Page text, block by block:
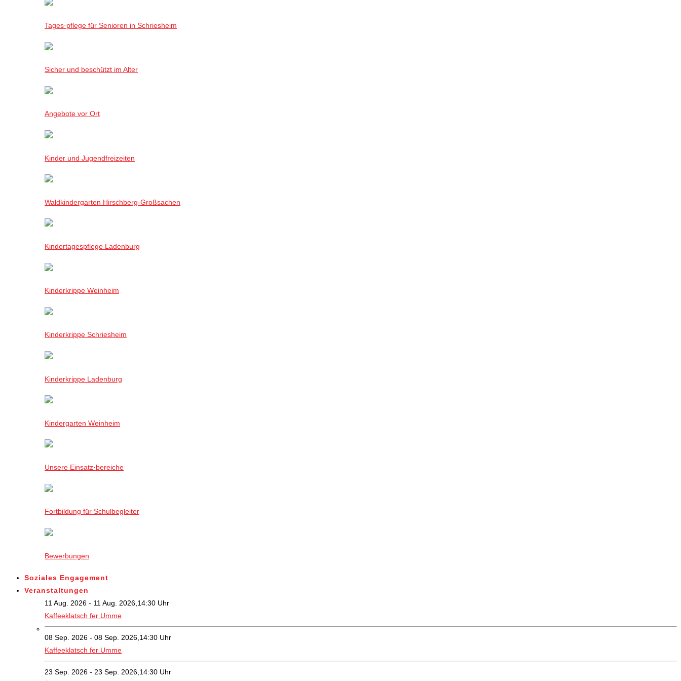
Tages·pflege für Senioren in Schriesheim
Sicher und beschützt im Alter
Angebote vor Ort
Kinder und Jugendfreizeiten
Waldkindergarten Hirschberg-Großsachen
Kindertagespflege Ladenburg
Kinderkrippe Weinheim
Kinderkrippe Schriesheim
Kinderkrippe Ladenburg
Kindergarten Weinheim
Unsere Einsatz·bereiche
Fortbildung für Schulbegleiter
Bewerbungen
Soziales Engagement
Veranstaltungen
11 Aug. 2026 - 11 Aug. 2026,14:30 Uhr
Kaffeeklatsch fer Umme
08 Sep. 2026 - 08 Sep. 2026,14:30 Uhr
Kaffeeklatsch fer Umme
23 Sep. 2026 - 23 Sep. 2026,14:30 Uhr